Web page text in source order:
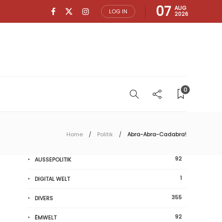
LOG IN 07 AUG
2026
0
Home Politik Abra-Abra-Cadabra!
AUSSEPOLITIK 92
DIGITAL WELT 1
DIVERS 355
ËMWELT 92